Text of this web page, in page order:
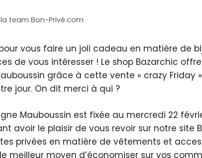
la team Bon-Privé.com
vous faire un joli cadeau en matière de
de vous intéresser ! Le shop Bazarchic
grâce à cette vente « crazy Friday
jour. On dit merci à qui ?
Mauboussin est fixée au mercredi 22
avoir le plaisir de vous revoir sur notre site
privées en matière de vêtements et
meilleur moyen d’économiser sur vos